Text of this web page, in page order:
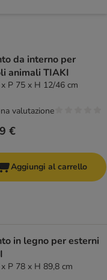
da interno per
animali TIAKI
P 75 x H 12/46 cm
€
valutazione
Aggiungi al carrello
in legno per esterni
P 78 x H 89,8 cm